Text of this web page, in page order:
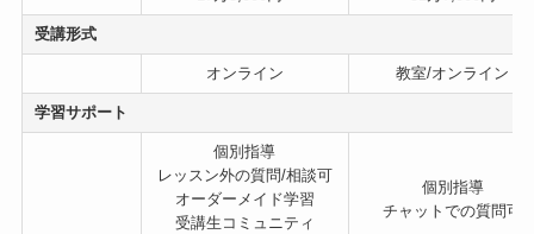
受講形式
オンライン 教室/オンライン
学習サポート
個別指導
レッスン外の質問/相談可
オーダーメイド学習
受講生コミュニティ
個別指導
チャットでの質問可